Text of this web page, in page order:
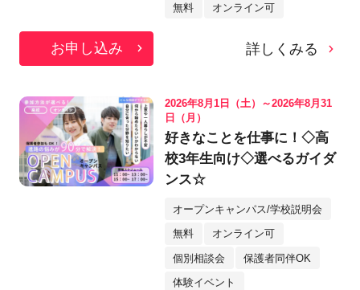
無料 オンライン可
お申し込み 詳しくみる
2026年8月1日（土）～2026年8月31
日（月）
好きなことを仕事に！◇高
校3年生向け◇選べるガイダ
ンス☆
オープンキャンパス/学校説明会
無料 オンライン可
個別相談会 保護者同伴OK
体験イベント